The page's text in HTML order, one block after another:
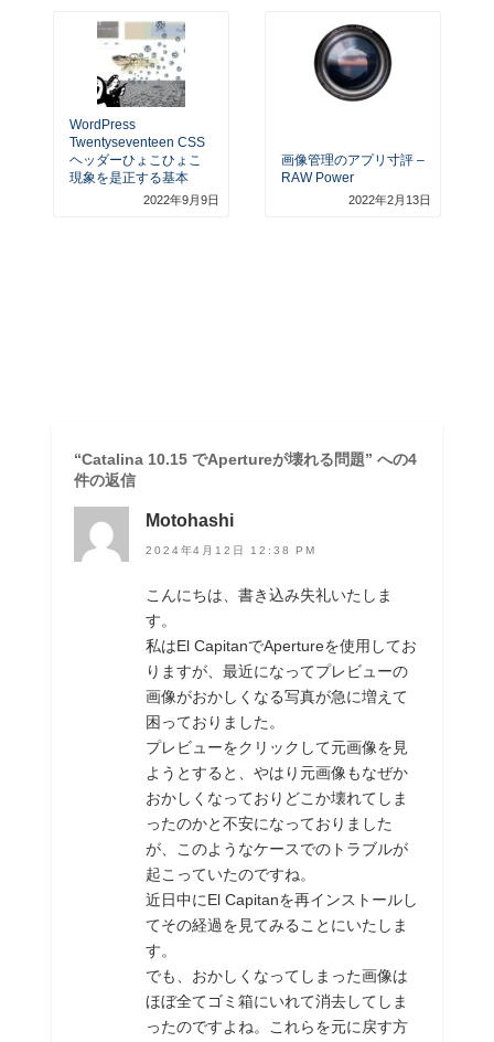
WordPress
Twentyseventeen CSS
ヘッダーひょこひょこ
現象を是正する基本
2022年9月9日
画像管理のアプリ寸評 –
RAW Power
2022年2月13日
“Catalina 10.15 でApertureが壊れる問題” への4
件の返信
Motohashi
2024年4月12日 12:38 PM
こんにちは、書き込み失礼いたしま
す。
私はEl CapitanでApertureを使用してお
りますが、最近になってプレビューの
画像がおかしくなる写真が急に増えて
困っておりました。
プレビューをクリックして元画像を見
ようとすると、やはり元画像もなぜか
おかしくなっておりどこか壊れてしま
ったのかと不安になっておりました
が、このようなケースでのトラブルが
起こっていたのですね。
近日中にEl Capitanを再インストールし
てその経過を見てみることにいたしま
す。
でも、おかしくなってしまった画像は
ほぼ全てゴミ箱にいれて消去してしま
ったのですよね。これらを元に戻す方